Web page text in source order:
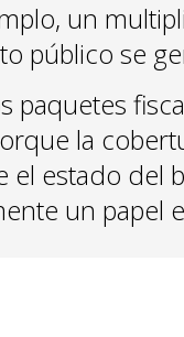
un
público se
paquetes
la
el estado del
un papel